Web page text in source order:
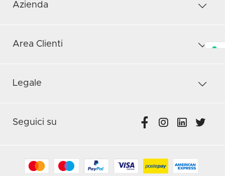
Azienda
Area Clienti
Legale
Seguici su